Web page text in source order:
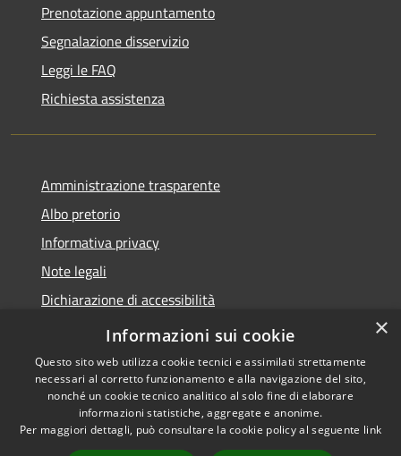
Prenotazione appuntamento
Segnalazione disservizio
Leggi le FAQ
Richiesta assistenza
Amministrazione trasparente
Albo pretorio
Informativa privacy
Note legali
Dichiarazione di accessibilità
Piano di miglioramento del sito
Accessibilità
Copyright © 2026 • Comune di
Castellarano • Powered by
×
Informazioni sui cookie
Questo sito web utilizza cookie tecnici e assimilati strettamente
necessari al corretto funzionamento e alla navigazione del sito,
nonché un cookie tecnico analitico al solo fine di elaborare
informazioni statistiche, aggregate e anonime.
Per maggiori dettagli, può consultare la cookie policy al seguente link